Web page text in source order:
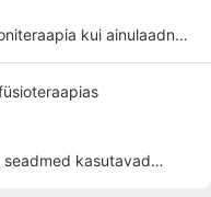
kui ainulaadne
kasutavad